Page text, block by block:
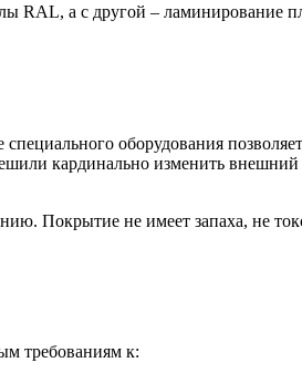
а с другой – ламинирование
оборудования
кардинально изменить
Покрытие не имеет запаха, не
требованиям к: